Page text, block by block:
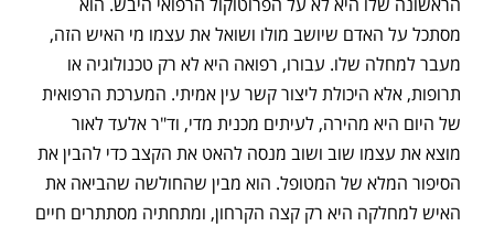
מסתכל על האדם שיושב מולו ושואל את עצמו מי האיש הזה,
מעבר למחלה שלו. עבורו, רפואה היא לא רק טכנולוגיה או
תרופות, אלא היכולת ליצור קשר עין אמיתי. המערכת הרפואית
של היום היא מהירה, לעיתים מכנית מדי, וד"ר אלעד לאור
מוצא את עצמו שוב ושוב מנסה להאט את הקצב כדי להבין את
הסיפור המלא של המטופל. הוא מבין שהחולשה שהביאה את
האיש למחלקה היא רק קצה הקרחון, ומתחתיה מסתתרים חיים